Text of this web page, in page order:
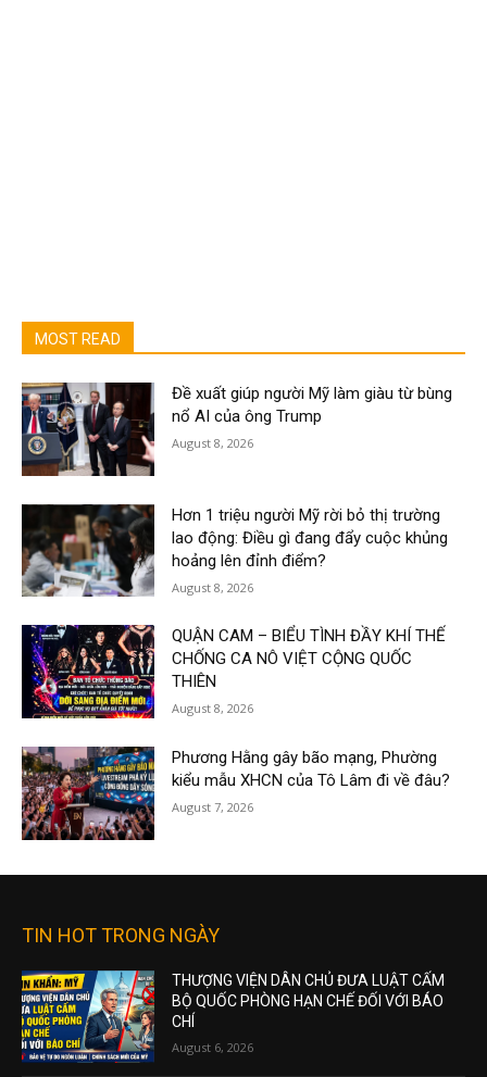
MOST READ
Đề xuất giúp người Mỹ làm giàu từ bùng
nổ AI của ông Trump
August 8, 2026
Hơn 1 triệu người Mỹ rời bỏ thị trường
lao động: Điều gì đang đẩy cuộc khủng
hoảng lên đỉnh điểm?
August 8, 2026
QUẬN CAM – BIỂU TÌNH ĐẦY KHÍ THẾ
CHỐNG CA NÔ VIỆT CỘNG QUỐC
THIÊN
August 8, 2026
Phương Hằng gây bão mạng, Phường
kiểu mẫu XHCN của Tô Lâm đi về đâu?
August 7, 2026
TIN HOT TRONG NGÀY
THƯỢNG VIỆN DÂN CHỦ ĐƯA LUẬT CẤM
BỘ QUỐC PHÒNG HẠN CHẾ ĐỐI VỚI BÁO
CHÍ
August 6, 2026